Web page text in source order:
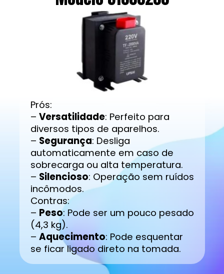
Prós:
– Versatilidade: Perfeito para
diversos tipos de aparelhos.
– Segurança: Desliga
automaticamente em caso de
sobrecarga ou alta temperatura.
– Silencioso: Operação sem ruídos
incômodos.
Contras:
– Peso: Pode ser um pouco pesado
(4,3 kg).
– Aquecimento: Pode esquentar
se ficar ligado direto na tomada.